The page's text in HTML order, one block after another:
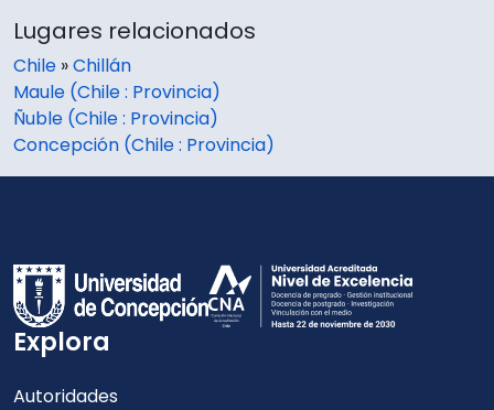
Lugares relacionados
Chile »Chillán
Maule (Chile : Provincia)
Ñuble (Chile : Provincia)
Concepción (Chile : Provincia)
Explora
Autoridades